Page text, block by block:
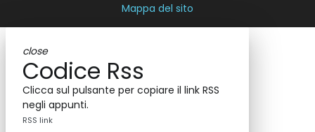
Mappa del sito
close
Codice Rss
Clicca sul pulsante per copiare il link RSS
negli appunti.
RSS link